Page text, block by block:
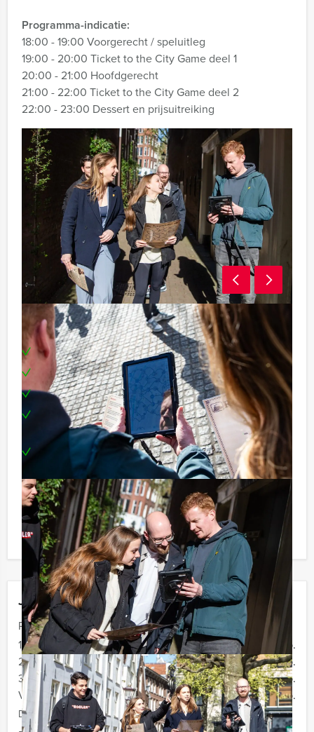
Jouw uitje
Prijs :
12 - 19 personen
€ 72,50 p.p.
20 - 29 personen
€ 69,50 p.p.
30 - 39 personen
€ 66,50 p.p.
Vanaf 40 personen
€ 64,50 p.p.
De prijzen zijn exclusief BTW
Programma-indicatie:
18:00 - 19:00 Voorgerecht / speluitleg
19:00 - 20:00 Ticket to the City Game deel 1
20:00 - 21:00 Hoofdgerecht
21:00 - 22:00 Ticket to the City Game deel 2
22:00 - 23:00 Dessert en prijsuitreiking
Wat kun je verwachten?
Los creatieve en uitdagende puzzels op
Bouw stations op strategische locaties
Ontmasker zwartrijders en scoor bonuspunten
Dwarsboom je tegenstanders door belangrijke
stations in te pikken
Een heerlijk 3-gangendiner
Voor wie?
Perfect voor teamuitjes, bedrijfsuitjes of
vriendengroepen die houden van een flinke portie
spelplezier, concurrentie én samenwerking.